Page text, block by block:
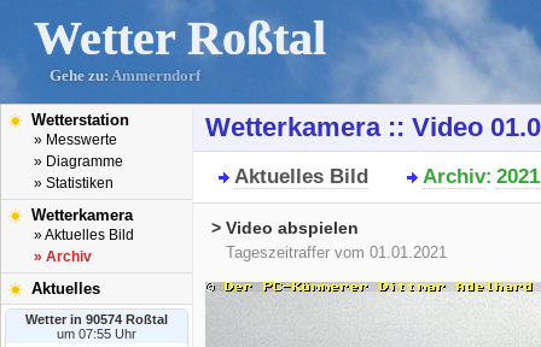
Wetter Roßtal
Gehe zu: Ammerndorf
Wetterstation
» Messwerte
» Diagramme
» Statistiken
Wetterkamera
» Aktuelles Bild
» Archiv
Aktuelles
Wetter in 90574 Roßtal
um 07:55 Uhr
Wetterkamera :: Video
Aktuelles Bild Archiv: 2021
> Video abspielen
Tageszeitraffer vom 01.01.2021